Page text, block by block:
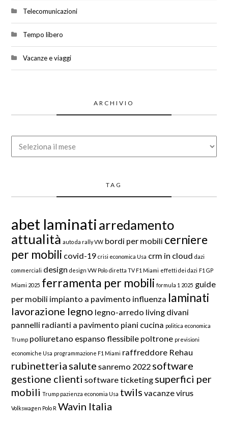
Telecomunicazioni
Tempo libero
Vacanze e viaggi
ARCHIVIO
Archivio
TAG
abet laminati arredamento
attualità auto da rally VW bordi per mobili cerniere
per mobili covid-19 crisi economica Usa crm in cloud dazi
commerciali design design VW Polo diretta TV F1 Miami effetti dei dazi F1 GP
Miami 2025 ferramenta per mobili formula 1 2025 guide
per mobili impianto a pavimento influenza laminati
lavorazione legno legno-arredo living divani
pannelli radianti a pavimento piani cucina politica economica
Trump poliuretano espanso flessibile poltrone previsioni
economiche Usa programmazione F1 Miami raffreddore Rehau
rubinetteria salute sanremo 2022 software
gestione clienti software ticketing superfici per
mobili Trump pazienza economia Usa twils vacanzevirus
Volkswagen Polo R Wavin Italia